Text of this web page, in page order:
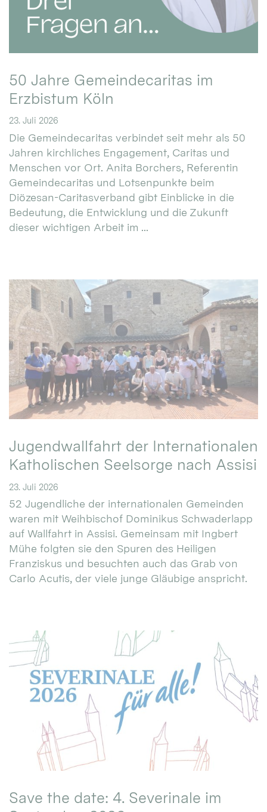
50 Jahre Gemeindecaritas im
Erzbistum Köln
23. Juli 2026
Die Gemeindecaritas verbindet seit mehr als 50
Jahren kirchliches Engagement, Caritas und
Menschen vor Ort. Anita Borchers, Referentin
Gemeindecaritas und Lotsenpunkte beim
Diözesan-Caritasverband gibt Einblicke in die
Bedeutung, die Entwicklung und die Zukunft
dieser wichtigen Arbeit im ...
Jugendwallfahrt der Internationalen
Katholischen Seelsorge nach Assisi
23. Juli 2026
52 Jugendliche der internationalen Gemeinden
waren mit Weihbischof Dominikus Schwaderlapp
auf Wallfahrt in Assisi. Gemeinsam mit Ingbert
Mühe folgten sie den Spuren des Heiligen
Franziskus und besuchten auch das Grab von
Carlo Acutis, der viele junge Gläubige anspricht.
Save the date: 4. Severinale im